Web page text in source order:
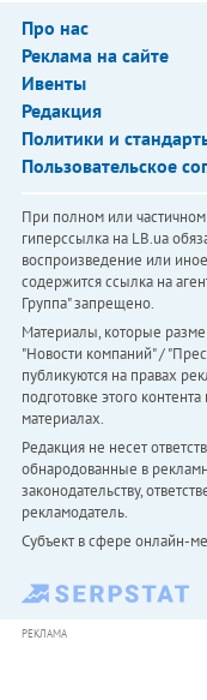
Про нас
Реклама на сайте
Ивенты
Редакция
Политики и
Пользовательское
При полном или
гиперссылка на LB.ua
воспроизведение или
содержится ссылка на
Группа" запрещено.
Материалы, которые
"Новости компаний" /
публикуются на правах
подготовке этого
материалах.
Редакция не несет
обнародованные в
законодательству,
рекламодатель.
Субъект в сфере онлайн-
РЕКЛАМА